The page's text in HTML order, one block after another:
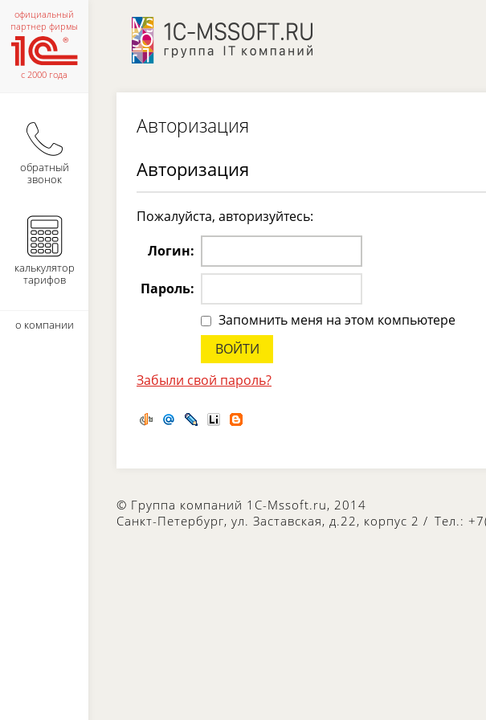
Авторизация
Авторизация
Пожалуйста, авторизуйтесь:
Логин:
Пароль:
Запомнить меня на этом компьютере
Забыли свой пароль?
© Группа компаний 1C-Mssoft.ru, 2014
Санкт-Петербург, ул. Заставская, д.22, корпус 2 / Тел.:
официальный
партнер фирмы
с 2000 года
обратный
звонок
калькулятор
тарифов
о компании